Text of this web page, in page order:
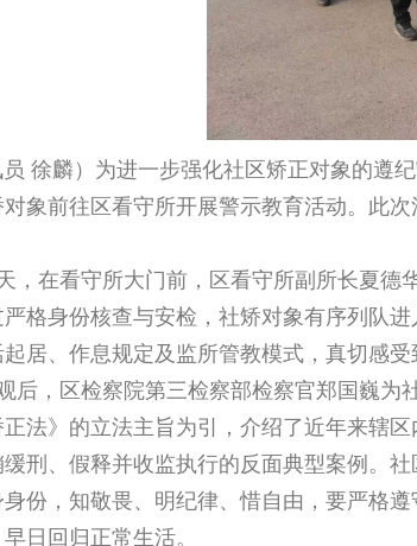
麟）为进一步强化社区矫正对象的遵纪
象前往区看守所开展警示教育活动。此
，在看守所大门前，区看守所副所长夏德
严格身份核查与安检，社矫对象有序列队
起居、作息规定及监所管教模式，真切感
后，区检察院第三检察部检察官郑国巍为
法》的立法主旨为引，介绍了近年来辖
刑、假释并收监执行的反面典型案例。
份，知敬畏、明纪律、惜自由，要严格
日回归正常生活。